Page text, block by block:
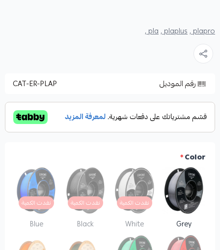
plapro ,
plaplus ,
pla ,
رقم الموديل CAT-ER-PLAP
Color
*
Grey
نفدت الكمية
White
نفدت الكمية
Black
نفدت الكمية
Blue